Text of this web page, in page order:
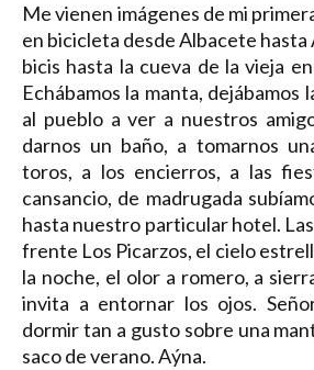
Me vienen imágenes de mi
en bicicleta desde Albacete hasta
bicis hasta la cueva de la vieja
Echábamos la manta, dejábamos
al pueblo a ver a nuestros
darnos un baño, a tomarnos
toros, a los encierros, a las
cansancio, de madrugada
hasta nuestro particular hotel.
frente Los Picarzos, el cielo
la noche, el olor a romero, a
invita a entornar los ojos.
dormir tan a gusto sobre una
saco de verano. Aýna.